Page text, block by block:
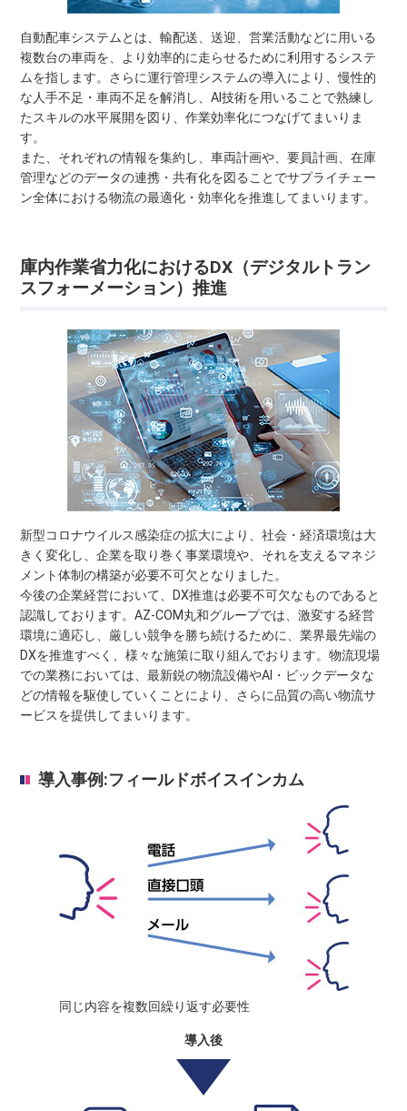
自動配車システムとは、輸配送、送迎、営業活動などに用いる
複数台の車両を、より効率的に走らせるために利用するシステ
ムを指します。さらに運行管理システムの導入により、慢性的
な人手不足・車両不足を解消し、AI技術を用いることで熟練し
たスキルの水平展開を図り、作業効率化につなげてまいりま
す。
また、それぞれの情報を集約し、車両計画や、要員計画、在庫
管理などのデータの連携・共有化を図ることでサプライチェー
ン全体における物流の最適化・効率化を推進してまいります。
庫内作業省力化におけるDX（デジタルトラン
スフォーメーション）推進
新型コロナウイルス感染症の拡大により、社会・経済環境は大
きく変化し、企業を取り巻く事業環境や、それを支えるマネジ
メント体制の構築が必要不可欠となりました。
今後の企業経営において、DX推進は必要不可欠なものであると
認識しております。AZ-COM丸和グループでは、激変する経営
環境に適応し、厳しい競争を勝ち続けるために、業界最先端の
DXを推進すべく、様々な施策に取り組んでおります。物流現場
での業務においては、最新鋭の物流設備やAI・ビックデータな
どの情報を駆使していくことにより、さらに品質の高い物流サ
ービスを提供してまいります。
導入事例:フィールドボイスインカム
同じ内容を複数回繰り返す必要性
導入後